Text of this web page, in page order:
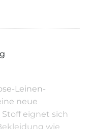
Leinen-
neue
eignet sich
wie